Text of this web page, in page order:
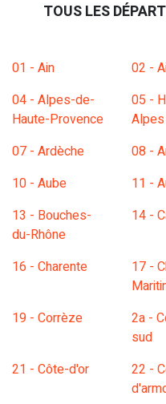
TOUS LES
01 - Ain 02 -
04 - Alpes-de-
Haute-Provence
05 -
Alpes
07 - Ardèche
08 -
10 - Aube
11 -
13 - Bouches-
du-Rhône
14 -
16 - Charente
17 -
19 - Corrèze
2a -
sud
21 - Côte-d'or
22 -